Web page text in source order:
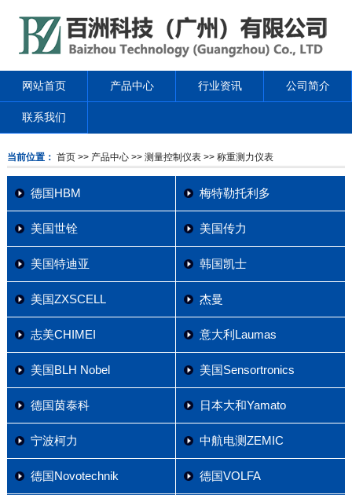
网站首页 产品中心 行业资讯 公司简介
联系我们
当前位置： 首页 >> 产品中心>> 测量控制仪表>> 称重测力仪表
德国HBM 梅特勒托利多
美国世铨 美国传力
美国特迪亚 韩国凯士
美国ZXSCELL 杰曼
志美CHIMEI 意大利Laumas
美国BLH Nobel 美国Sensortronics
德国茵泰科 日本大和Yamato
宁波柯力 中航电测ZEMIC
德国Novotechnik 德国VOLFA